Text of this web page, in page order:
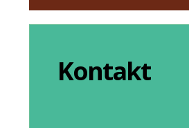
Kontakt